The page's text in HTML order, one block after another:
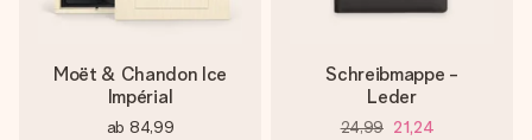
Moët & Chandon Ice
Impérial
ab 84,99
Schreibmappe -
Leder
24,99 21,24